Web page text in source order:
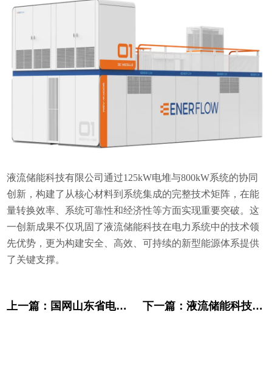
液流储能科技有限公司通过125kW电堆与800kW系统的协同
创新，构建了从核心材料到系统集成的完整技术矩阵，在能
量转换效率、系统可靠性和经济性等方面实现重要突破。这
一创新成果不仅巩固了液流储能科技在电力系统中的技术领
先优势，更为构建安全、高效、可持续的新型能源体系提供
了关键支撑。
上一篇： 国网山东省电力公司领导赴液流储能科技开展专项调研 下一篇：液流储能科技有限公司 2GW全钒液流电池生产线(一期)建设项目（二期工程） 项目调试公示